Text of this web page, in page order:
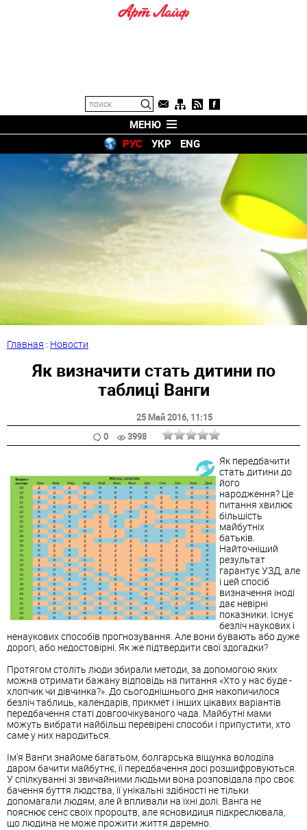
МЕНЮ
РУС
УКР ENG
Главная : Новости
Як визначити стать дитини по
таблиці Ванги
25 Май 2016, 11:15
0
3998
Як передбачити
стать дитини до
його
народження? Це
питання хвилює
більшість
майбутніх
батьків.
Найточніший
результат
гарантує УЗД, але
і цей спосіб
визначення іноді
дає невірні
показники. Існує
безліч наукових і
ненаукових способів прогнозування. Але вони бувають або дуже
дорогі, або недостовірні. Як же підтвердити свої здогадки?
Протягом століть люди збирали методи, за допомогою яких
можна отримати бажану відповідь на питання «Хто у нас буде -
хлопчик чи дівчинка?». До сьогоднішнього дня накопичилося
безліч таблиць, календарів, прикмет і інших цікавих варіантів
передбачення статі довгоочікуваного чада. Майбутні мами
можуть вибрати найбільш перевірені способи і припустити, хто
саме у них народиться.
Ім'я Ванги знайоме багатьом, болгарська віщунка володіла
даром бачити майбутнє, її передбачення досі розшифровуються.
У спілкуванні зі звичайними людьми вона розповідала про своє
бачення буття людства, її унікальні здібності не тільки
допомагали людям, але й впливали на їхні долі. Ванга не
пояснює сенс своїх пророцтв, але ясновидиця підкреслювала,
що людина не може прожити життя даремно.